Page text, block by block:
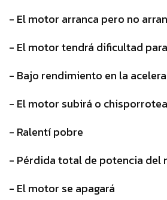
- El motor arranca pero no
- El motor tendrá dificultad
- Bajo rendimiento en la
- El motor subirá o
- Ralentí pobre
- Pérdida total de potencia del
- El motor se apagará